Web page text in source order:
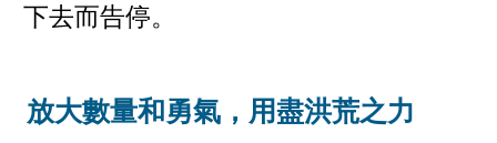
下去而告停。
放大數量和勇氣，用盡洪荒之力